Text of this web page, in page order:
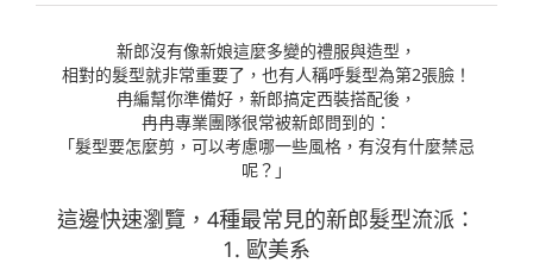
新郎沒有像新娘這麼多變的禮服與造型，
相對的髮型就非常重要了，也有人稱呼髮型為第2張臉！
冉編幫你準備好，新郎搞定西裝搭配後，
冉冉專業團隊很常被新郎問到的：
「髮型要怎麼剪，可以考慮哪一些風格，有沒有什麼禁忌
呢？」
這邊快速瀏覽，4種最常見的新郎髮型流派：
1. 歐美系